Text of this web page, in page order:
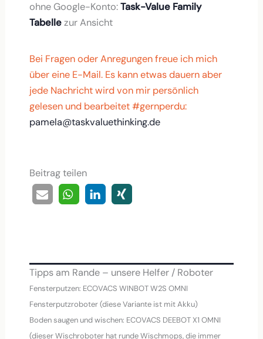
ohne Google-Konto:Task-Value Family
Tabellezur Ansicht
Bei Fragen oder Anregungen freue ich mich
über eine E-Mail. Es kann etwas dauern aber
jede Nachricht wird von mir persönlich
gelesen und bearbeitet #gernperdu:
pamela@taskvaluethinking.de
Beitrag teilen
Tipps am Rande – unsere Helfer / Roboter
Fensterputzen: ECOVACS WINBOT W2S OMNI
Fensterputzroboter (diese Variante ist mit Akku)
Boden saugen und wischen: ECOVACS DEEBOT X1 OMNI
(dieser Wischroboter hat runde Wischmops, die immer